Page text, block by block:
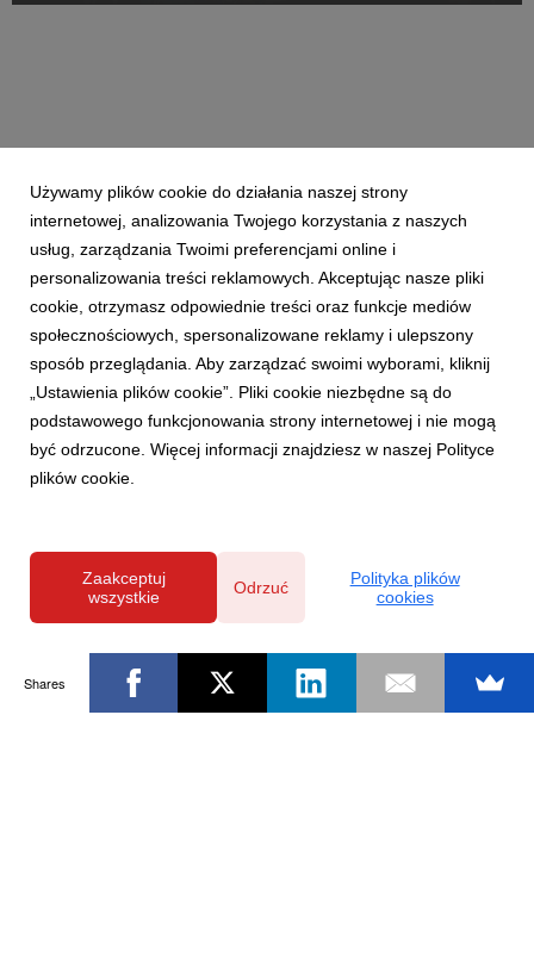
Powered by
Używamy plików cookie do działania naszej strony
internetowej, analizowania Twojego korzystania z naszych
usług, zarządzania Twoimi preferencjami online i
personalizowania treści reklamowych. Akceptując nasze pliki
cookie, otrzymasz odpowiednie treści oraz funkcje mediów
społecznościowych, spersonalizowane reklamy i ulepszony
sposób przeglądania. Aby zarządzać swoimi wyborami, kliknij
„Ustawienia plików cookie”. Pliki cookie niezbędne są do
podstawowego funkcjonowania strony internetowej i nie mogą
być odrzucone. Więcej informacji znajdziesz w naszej Polityce
plików cookie.
Zaakceptuj
wszystkie
Odrzuć
Polityka plików
cookies
Shares